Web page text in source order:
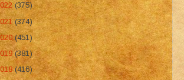
(375)
(374)
(451)
(381)
(416)